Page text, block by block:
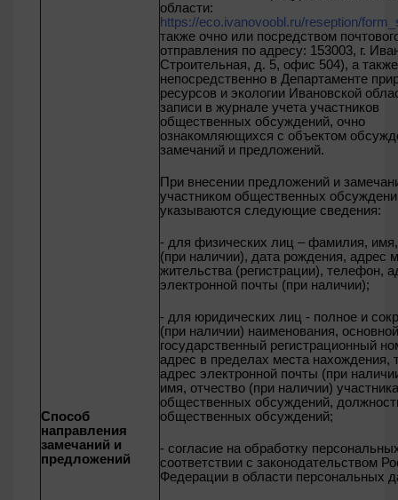
Способ
направления
замечаний и
предложений
области:
https://eco.ivanovoobl.ru/reseption/
также очно или посредством
отправления по адресу: 153003, г.
Строительная, д. 5, офис 504), а
непосредственно в Департаменте
ресурсов и экологии Ивановской
записи в журнале учета участников
общественных обсуждений, очно
ознакомляющихся с объектом
замечаний и предложений.
При внесении предложений и
участником общественных
указываются следующие сведения:
- для физических лиц – фамилия, имя,
(при наличии), дата рождения, адрес
жительства (регистрации), телефон,
электронной почты (при наличии);
- для юридических лиц - полное и
(при наличии) наименования, основной
государственный регистрационный
адрес в пределах места нахождения,
адрес электронной почты (при
имя, отчество (при наличии) участника
общественных обсуждений,
общественных обсуждений;
- согласие на обработку
соответствии с законодательством
Федерации в области персональных